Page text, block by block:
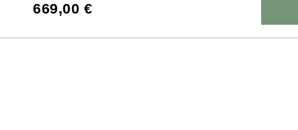
669,00 €